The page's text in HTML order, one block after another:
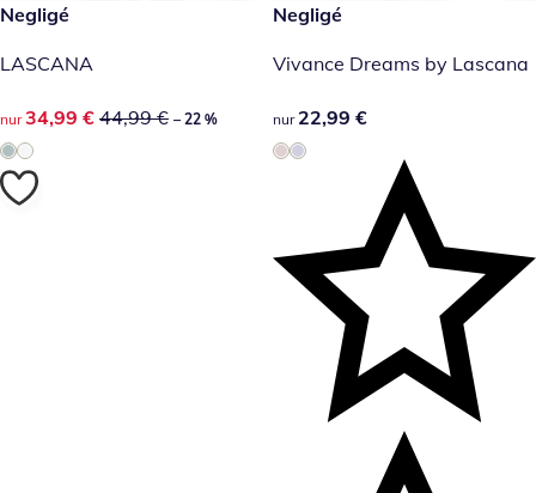
reduzierter Preis 34,99 €, vorheriger Preis: 44,99 €
-22 %
Negligé
LASCANA
reduzierter Preis 34,99 €, vorheriger Preis: 44,99 €
nur 34,99 € 44,99 € – 22 %
22,99 €
Negligé
Vivance Dreams by Lascana
22,99 €
nur 22,99 €